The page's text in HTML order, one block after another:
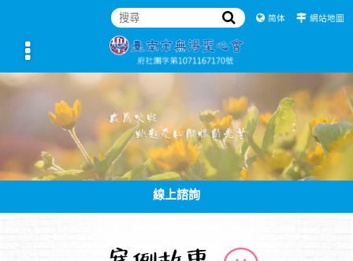
简体 網站地圖
線上諮詢